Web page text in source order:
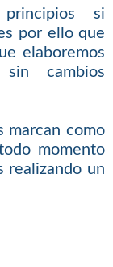
si
por ello que
elaboremos
cambios
marcan como
momento
realizando un